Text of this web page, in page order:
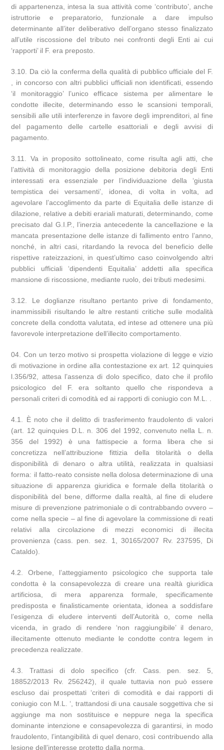
di appartenenza, intesa la sua attività come ‘contributo’, anche
istruttorie e preparatorio, funzionale a dare impulso
determinante all’iter deliberativo dell’organo stesso finalizzato
all’utile riscossione del tributo nei confronti degli Enti ai cui
‘rapporti’ il F. era preposto.
3.10. Da ciò la conferma della qualità di pubblico ufficiale del F.
, in concorso con altri pubblici ufficiali non identificati, essendo
‘il monitoraggio’ l’unico efficace sistema per alimentare le
condotte illecite, determinando esso le scansioni temporali,
sensibili alle utili interferenze in favore degli imprenditori, al fine
del pagamento delle cartelle esattoriali e degli avvisi di
pagamento.
3.11. Va in proposito sottolineato, come risulta agli atti, che
l’attività di monitoraggio della posizione debitoria degli Enti
interessati era essenziale per l’individuazione della ‘giusta
tempistica dei versamenti’, idonea, di volta in volta, ad
agevolare l’accoglimento da parte di Equitalia delle istanze di
dilazione, relative a debiti erariali maturati, determinando, come
precisato dal G.I.P., l’inerzia antecedente la cancellazione e la
mancata presentazione delle istanze di fallimento entro l’anno,
nonché, in altri casi, ritardando la revoca del beneficio delle
rispettive rateizzazioni, in quest’ultimo caso coinvolgendo altri
pubblici ufficiali ‘dipendenti Equitalia’ addetti alla specifica
mansione di riscossione, mediante ruolo, dei tributi medesimi.
3.12. Le doglianze risultano pertanto prive di fondamento,
inammissibili risultando le altre restanti critiche sulle modalità
concrete della condotta valutata, ed intese ad ottenere una più
favorevole interpretazione dell’illecito comportamento.
Con un terzo motivo si prospetta violazione di legge e vizio
di motivazione in ordine alla contestazione ex art. 12 quinquies
l.356/92, attesa l’assenza di dolo specifico, dato che il profilo
psicologico del F. era soltanto quello che rispondeva a
personali criteri di comodità ed ai rapporti di coniugio con M.L. .
4.1. È noto che il delitto di trasferimento fraudolento di valori
(art. 12 quinquies D.L. n. 306 del 1992, convenuto nella L. n.
356 del 1992) è una fattispecie a forma libera che si
concretizza nell’attribuzione fittizia della titolarità o della
disponibilità di denaro o altra utilità, realizzata in qualsiasi
forma: il fatto-reato consiste nella dolosa determinazione di una
situazione di apparenza giuridica e formale della titolarità o
disponibilità del bene, difforme dalla realtà, al fine di eludere
misure di prevenzione patrimoniale o di contrabbando ovvero –
come nella specie – al fine di agevolare la commissione di reati
relativi alla circolazione di mezzi economici di illecita
provenienza (cass. pen. sez. 1, 30165/2007 Rv. 237595, Di
Cataldo).
4.2. Orbene, l’atteggiamento psicologico che supporta tale
condotta è la consapevolezza di creare una realtà giuridica
artificiosa, di mera apparenza formale, specificamente
predisposta e finalisticamente orientata, idonea a soddisfare
l’esigenza di eludere interventi dell’Autorità o, come nella
vicenda, in grado di rendere ‘non raggiungibile’ il denaro,
illecitamente ottenuto mediante le condotte contra legem in
precedenza realizzate.
4.3. Trattasi di dolo specifico (cfr. Cass. pen. sez. 5,
18852/2013 Rv. 256242), il quale tuttavia non può essere
escluso dai prospettati ‘criteri di comodità e dai rapporti di
coniugio con M.L. ‘, trattandosi di una causale soggettiva che si
aggiunge ma non sostituisce e neppure nega la specifica
dominante intenzione e consapevolezza di garantirsi, in modo
fraudolento, l’intangibilità di quel denaro, così contribuendo alla
lesione dell’interesse protetto dalla norma.